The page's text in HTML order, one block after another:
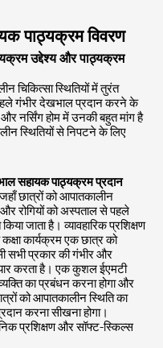
पाठ्यक्रम विवरण
उद्देश्य और पाठ्यक्रम
चिकित्सा स्थितियों में तुरंत
गंभीर देखभाल प्रदान करने के
और नर्सिंग होम में उनकी बहुत मांग है
स्थितियों से निपटने के लिए
सहायक पाठ्यक्रम प्रदान
छात्रों को आपातकालीन
और रोगियों को अस्पताल से पहले
जाता है। व्यावहारिक प्रशिक्षण
कार्यक्रम एक छात्र को
सभी प्रकार की गंभीर और
करता है। एक कुशल ईएमटी
का प्रबंधन करना होगा और
को आपातकालीन स्थिति का
करना सीखना होगा।
​​​​प्रशिक्षण और सॉफ्ट-स्किल्स